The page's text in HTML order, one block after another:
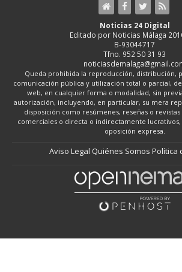
Noticias 24 Digital
Editado por Noticias Málaga
B-93044717
Tfno. 952 50 31 93
Queda prohibida la reproducción, distribución,
comunicación pública y utilización total o parcial,
web, en cualquier forma o modalidad, sin
autorización, incluyendo, en particular, su mera
disposición como resúmenes, reseñas o
comerciales o directa o indirectamente lucrativos,
oposición expresa.
Aviso Legal Quiénes Somos Política